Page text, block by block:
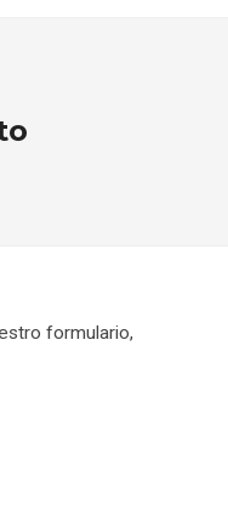
formulario,